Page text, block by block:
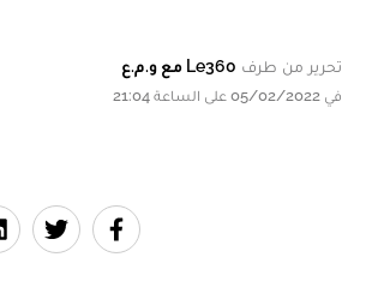
تحرير من طرف Le360 مع و.م.ع
في 05/02/2022 على الساعة 21:04